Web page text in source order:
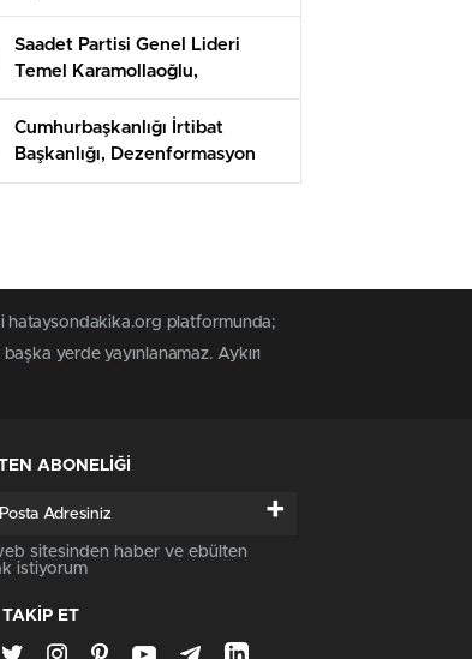
Saadet Partisi Genel Lideri
Temel Karamollaoğlu,
Yargıtay’ın Can Atalay kararına
reaksiyon gösterdi
Cumhurbaşkanlığı İrtibat
Başkanlığı, Dezenformasyon
Bülteni’nin 81. sayısını
hataysondakika.org platformunda;
yerde yayınlanamaz. Aykırı
ABONELİĞİ
+
sitesinden haber ve ebülten
istiyorum
TAKİP ET